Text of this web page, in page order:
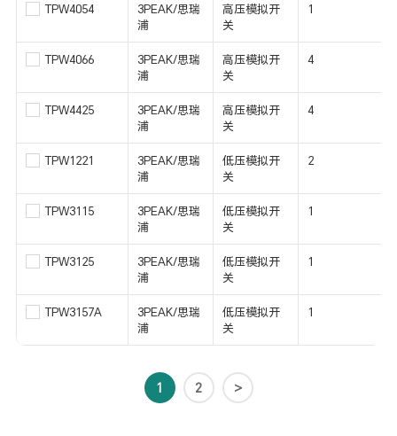
TPW4054
3PEAK/思瑞
浦
高压模拟开
关
1
TPW4066
3PEAK/思瑞
浦
高压模拟开
关
4
TPW4425
3PEAK/思瑞
浦
高压模拟开
关
4
TPW1221
3PEAK/思瑞
浦
低压模拟开
关
2
TPW3115
3PEAK/思瑞
浦
低压模拟开
关
1
TPW3125
3PEAK/思瑞
浦
低压模拟开
关
1
TPW3157A
3PEAK/思瑞
浦
低压模拟开
关
1
1 2 >